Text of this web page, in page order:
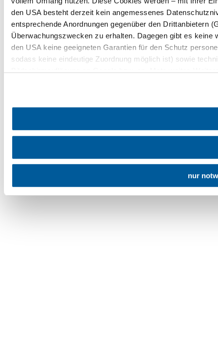
den USA besteht derzeit kein angemessenes
entsprechende Anordnungen gegenüber den Drittanbietern
Überwachungszwecken zu erhalten. Dagegen gibt es
den USA keine geeigneten Garantien für den Schutz
sodass keine eindeutige Zuordnung möglich ist) sowie
Bildschirmauflösung an Google bzw. an. Meta weiter.
nur